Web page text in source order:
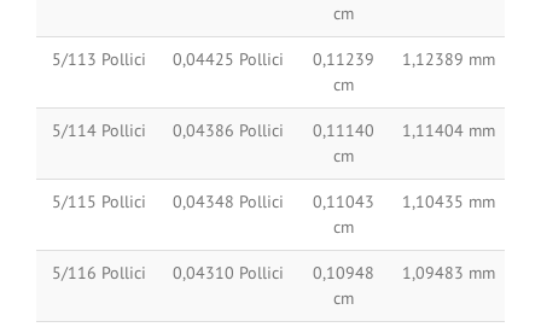
cm
5/113 Pollici 0,04425 Pollici
0,11239
cm
1,12389 mm
5/114 Pollici 0,04386 Pollici
0,11140
cm
1,11404 mm
5/115 Pollici 0,04348 Pollici
0,11043
cm
1,10435 mm
5/116 Pollici 0,04310 Pollici
0,10948
cm
1,09483 mm